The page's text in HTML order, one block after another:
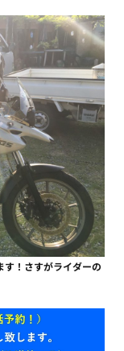
す！さすがライダーの